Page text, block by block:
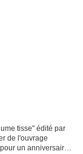
tisse" édité par
de l'ouvrage
un anniversaire,